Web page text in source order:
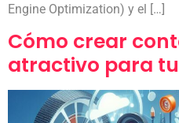
Engine Optimization) y el […]
Cómo crear
atractivo para